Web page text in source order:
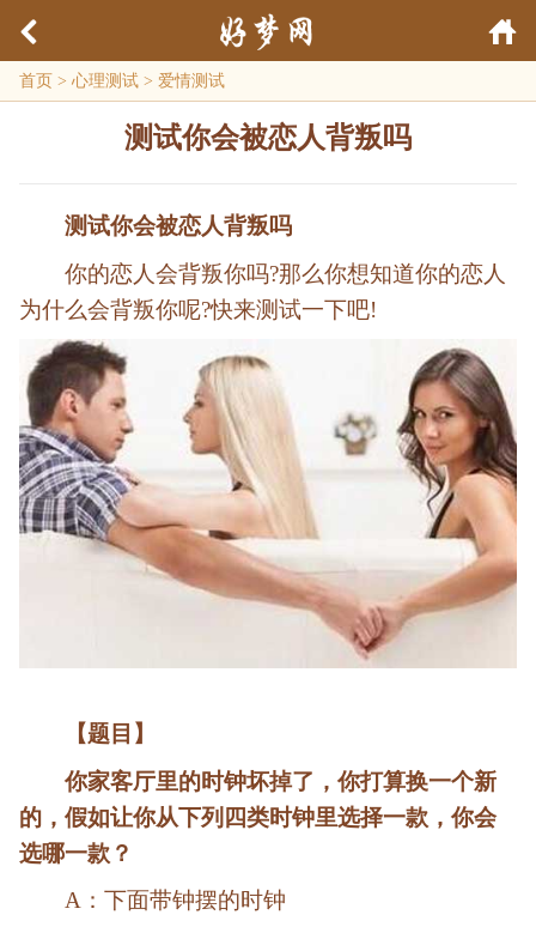
首页 > 心理测试 > 爱情测试
测试你会被恋人背叛吗
测试你会被恋人背叛吗
你的恋人会背叛你吗?那么你想知道你的恋人
为什么会背叛你呢?快来测试一下吧!
【题目】
你家客厅里的时钟坏掉了，你打算换一个新
的，假如让你从下列四类时钟里选择一款，你会
选哪一款？
A：下面带钟摆的时钟